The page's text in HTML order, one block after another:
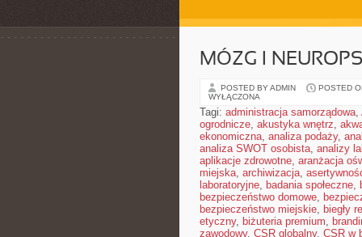
MÓZG I
POSTED BY ADMIN POSTED
WYŁĄCZONA
Tagi: administracja samorządowa,
ogrodnicze, akustyka wnętrz,
ekonomiczna, analiza podaży,
analiza SWOT osobista, analizy
aplikacje zdrowotne, aranżacja
miejska, archiwizacja,
laboratoryjne, badania społeczne,
bezpieczeństwo domowe,
bezpieczeństwo miejskie, biegły
etyczny, biżuteria premium,
zawodowy, CSR globalny, CSR w